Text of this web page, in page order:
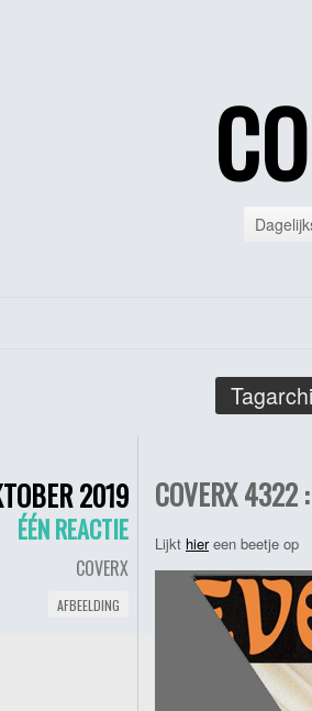
2019
ÉÉN REACTIE
COVERX
AFBEELDING
COVERX 4322
Lijkt hiereen beetje op